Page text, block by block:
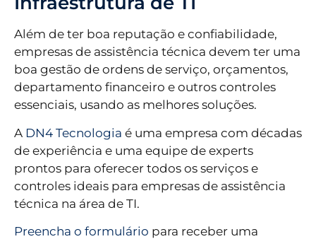
Além de ter boa reputação e confiabilidade,
empresas de assistência técnica devem ter uma
boa gestão de ordens de serviço, orçamentos,
departamento financeiro e outros controles
essenciais, usando as melhores soluções.
A DN4 Tecnologia é uma empresa com décadas
de experiência e uma equipe de experts
prontos para oferecer todos os serviços e
controles ideais para empresas de assistência
técnica na área de TI.
Preencha o formulário para receber uma